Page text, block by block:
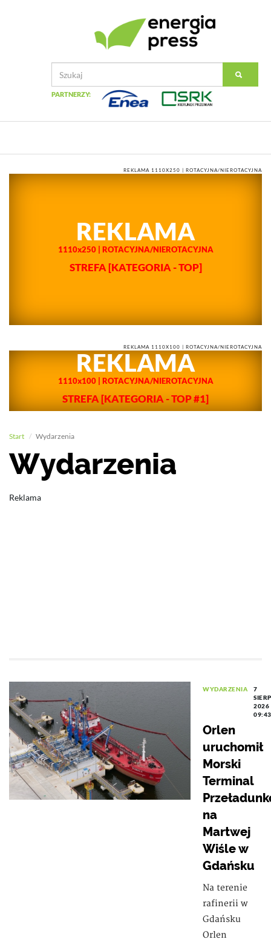
PARTNERZY:
REKLAMA 1110X250 | ROTACYJNA/NIEROTACYJNA
REKLAMA
1110x250 | ROTACYJNA/NIEROTACYJNA
STREFA[KATEGORIA - TOP]
REKLAMA 1110X100 | ROTACYJNA/NIEROTACYJNA
REKLAMA
1110x100 | ROTACYJNA/NIEROTACYJNA
STREFA[KATEGORIA - TOP #1]
Start Wydarzenia
Wydarzenia
Reklama
WYDARZENIA
7
2026
09:43
Orlen
uruchomił
Morski
Terminal
na
Martwej
Wiśle w
Gdańsku
Na terenie
rafinerii w
Gdańsku
Orlen